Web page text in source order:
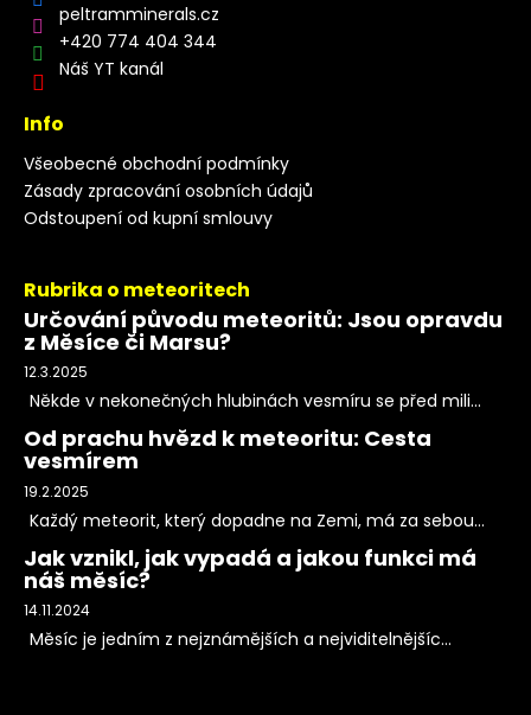
peltramminerals.cz
+420 774 404 344
Náš YT kanál
Info
Všeobecné obchodní podmínky
Zásady zpracování osobních údajů
Odstoupení od kupní smlouvy
Rubrika o meteoritech
Určování původu meteoritů: Jsou opravdu
z Měsíce či Marsu?
12.3.2025
Někde v nekonečných hlubinách vesmíru se před mili...
Od prachu hvězd k meteoritu: Cesta
vesmírem
19.2.2025
Každý meteorit, který dopadne na Zemi, má za sebou...
Jak vznikl, jak vypadá a jakou funkci má
náš měsíc?
14.11.2024
Měsíc je jedním z nejznámějších a nejviditelnějšíc...